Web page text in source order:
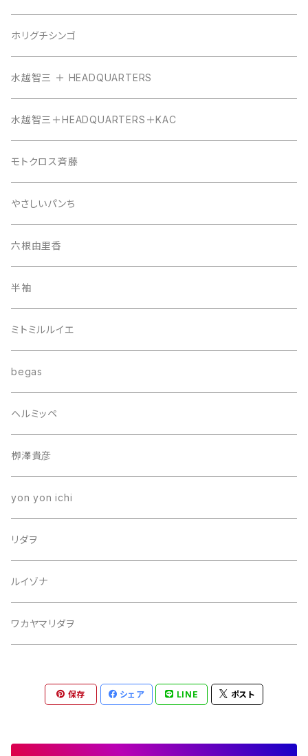
ホリグチシンゴ
水越智三 ＋ HEADQUARTERS
水越智三＋HEADQUARTERS＋KAC
モトクロス斉藤
やさしいパンち
六根由里香
半袖
ミトミルルイエ
begas
ヘルミッペ
栁澤貴彦
yon yon ichi
リダヲ
ルイゾナ
ワカヤマリダヲ
保存 シェア LINE ポスト